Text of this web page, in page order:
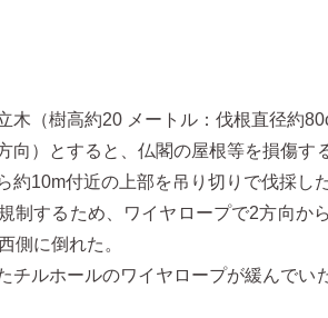
（樹高約20 メートル：伐根直径約
）とすると、仏閣の屋根等を損傷す
約10m付近の上部を吊り切りで伐採した
するため、ワイヤロープで2方向か
側に倒れた。
ルホールのワイヤロープが緩んでい